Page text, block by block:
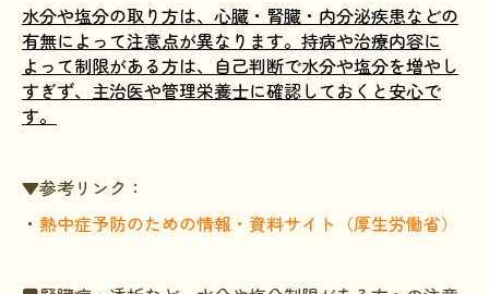
水分や塩分の取り方は、心臓・腎臓・内分泌疾患などの
有無によって注意点が異なります。持病や治療内容に
よって制限がある方は、自己判断で水分や塩分を増やし
すぎず、主治医や管理栄養士に確認しておくと安心で
す。
▼参考リンク：
・ 熱中症予防のための情報・資料サイト（厚生労働省）